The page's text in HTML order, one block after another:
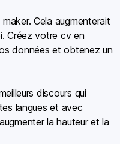
Cela augmenterait
Créez votre cv en
données et obtenez un
discours qui
langues et avec
la hauteur et la